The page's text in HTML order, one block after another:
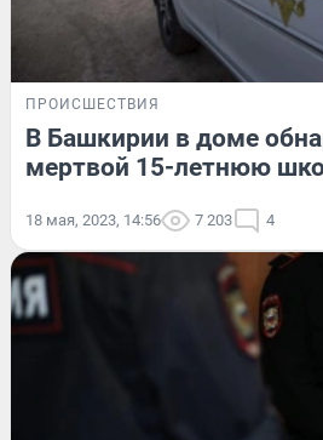
ПРОИСШЕСТВИЯ
В Башкирии в доме
мертвой 15-летнюю
18 мая, 2023, 14:56 7 203 4